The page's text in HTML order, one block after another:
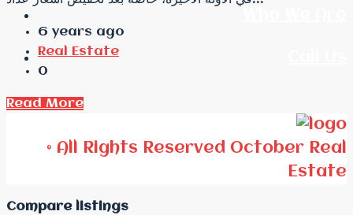
6 years ago
Real Estate
0
Read More
© All Rights Reserved October Real
Estate
Compare listings